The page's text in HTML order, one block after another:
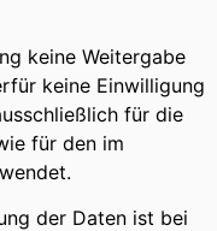
keine Weitergabe
keine Einwilligung
für die
für den im
der Daten ist bei